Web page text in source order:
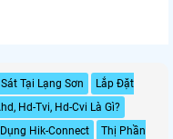
Tại Lạng Sơn
Lắp Đặt
Hd-Tvi, Hd-Cvi Là Gì?
Hik-Connect
Thị Phần